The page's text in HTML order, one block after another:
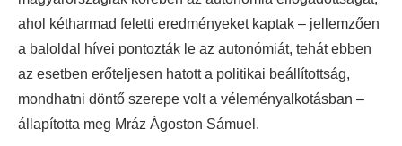
ahol kétharmad feletti eredményeket kaptak – jellemzően
a baloldal hívei pontozták le az autonómiát, tehát ebben
az esetben erőteljesen hatott a politikai beállítottság,
mondhatni döntő szerepe volt a véleményalkotásban –
állapította meg Mráz Ágoston Sámuel.